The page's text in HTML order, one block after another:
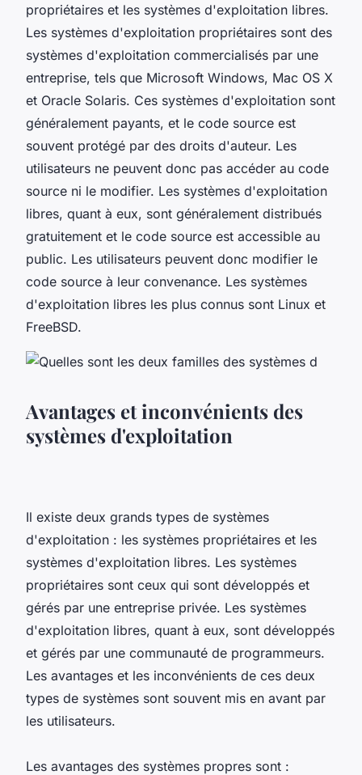
propriétaires et les systèmes d'exploitation libres.
Les systèmes d'exploitation propriétaires sont des
systèmes d'exploitation commercialisés par une
entreprise, tels que Microsoft Windows, Mac OS X
et Oracle Solaris. Ces systèmes d'exploitation sont
généralement payants, et le code source est
souvent protégé par des droits d'auteur. Les
utilisateurs ne peuvent donc pas accéder au code
source ni le modifier. Les systèmes d'exploitation
libres, quant à eux, sont généralement distribués
gratuitement et le code source est accessible au
public. Les utilisateurs peuvent donc modifier le
code source à leur convenance. Les systèmes
d'exploitation libres les plus connus sont Linux et
FreeBSD.
Avantages et inconvénients des
systèmes d'exploitation
Il existe deux grands types de systèmes
d'exploitation : les systèmes propriétaires et les
systèmes d'exploitation libres. Les systèmes
propriétaires sont ceux qui sont développés et
gérés par une entreprise privée. Les systèmes
d'exploitation libres, quant à eux, sont développés
et gérés par une communauté de programmeurs.
Les avantages et les inconvénients de ces deux
types de systèmes sont souvent mis en avant par
les utilisateurs.
Les avantages des systèmes propres sont :